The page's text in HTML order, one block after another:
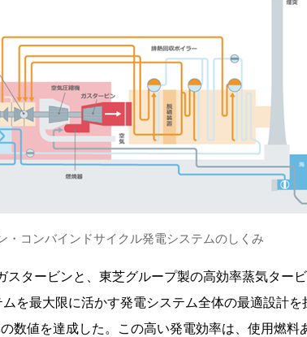
・コンバインドサイクル発電システムのしくみ
タービンと、東芝グループ製の高効率蒸気ター
を最大限に活かす発電システム全体の最適設計
数値を達成した。この高い発電効率は、使用燃料